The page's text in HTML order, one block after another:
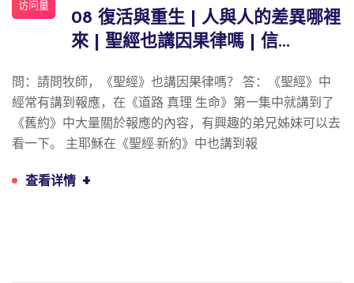
访问量
08 復活與重生 | 人與人的差異哪裡
來 | 聖經也講因果律嗎 | 信...
問：請問牧師，《聖經》也講因果律嗎？ 答：《聖經》中
經常有講到報應，在《道路 真理 生命》第一集中就講到了
《舊約》中大量關於報應的內容，有興趣的弟兄姊妹可以去
看一下。 主耶穌在《聖經·新約》中也講到報
查看详情 +